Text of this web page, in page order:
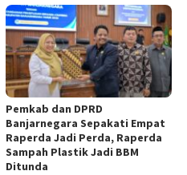
Pemkab dan DPRD
Banjarnegara Sepakati Empat
Raperda Jadi Perda, Raperda
Sampah Plastik Jadi BBM
Ditunda